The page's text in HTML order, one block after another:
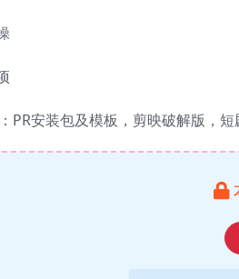
PR安装包及模板，剪映破解版，